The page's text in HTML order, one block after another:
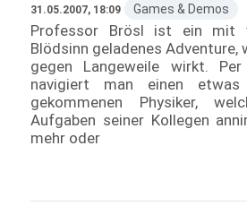
31.05.2007, 18:09 Games & Demos
Professor Brösl ist ein mit
Blödsinn geladenes Adventure,
gegen Langeweile wirkt.
navigiert man einen
gekommenen Physiker,
Aufgaben seiner Kollegen
mehr oder